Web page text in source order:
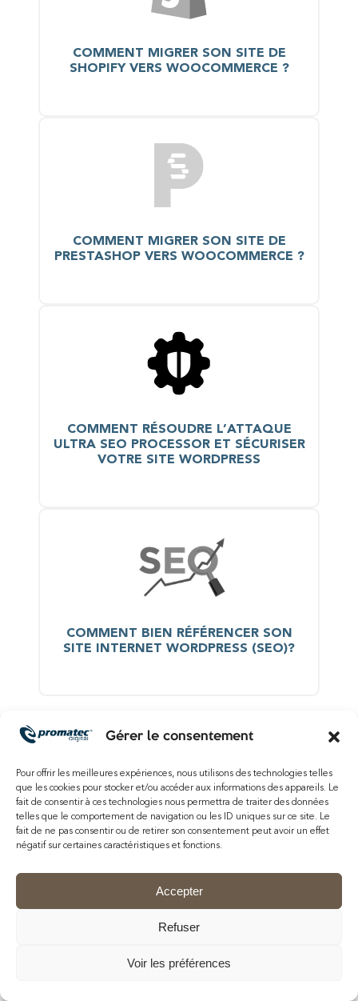
Gérer le consentement
Pour offrir les meilleures expériences, nous utilisons des technologies telles
que les cookies pour stocker et/ou accéder aux informations des appareils. Le
fait de consentir à ces technologies nous permettra de traiter des données
telles que le comportement de navigation ou les ID uniques sur ce site. Le
fait de ne pas consentir ou de retirer son consentement peut avoir un effet
négatif sur certaines caractéristiques et fonctions.
Accepter
Refuser
Voir les préférences
COMMENT MIGRER SON SITE DE
SHOPIFY VERS WOOCOMMERCE ?
COMMENT MIGRER SON SITE DE
PRESTASHOP VERS WOOCOMMERCE ?
COMMENT RÉSOUDRE L’ATTAQUE
ULTRA SEO PROCESSOR ET SÉCURISER
VOTRE SITE WORDPRESS
COMMENT BIEN RÉFÉRENCER SON
SITE INTERNET WORDPRESS (SEO)?
Venez prendre un
café !
Agence Web Lille